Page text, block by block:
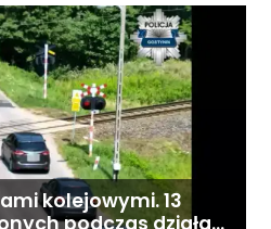
kolejowymi. 13
podczas działań